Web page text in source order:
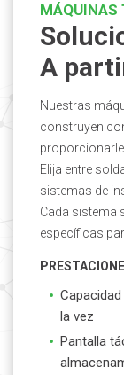
MÁQUINAS
A
Nuestras
construyen
Elija entre
sistemas de
Cada sistema
específicas
la vez
Pantalla